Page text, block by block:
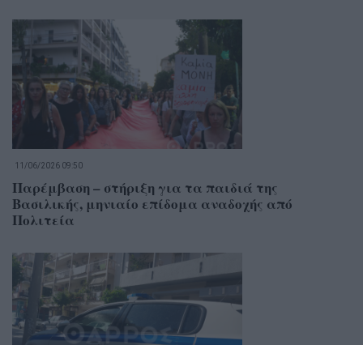
11/06/2026 09:50
Παρέμβαση – στήριξη για τα παιδιά της
Βασιλικής, μηνιαίο επίδομα αναδοχής από
Πολιτεία